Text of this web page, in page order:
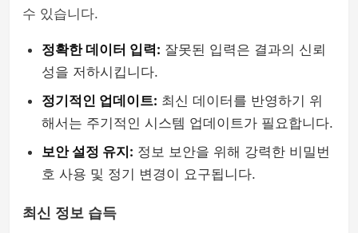
수 있습니다.
정확한 데이터 입력: 잘못된 입력은 결과의 신뢰
성을 저하시킵니다.
정기적인 업데이트: 최신 데이터를 반영하기 위
해서는 주기적인 시스템 업데이트가 필요합니다.
보안 설정 유지: 정보 보안을 위해 강력한 비밀번
호 사용 및 정기 변경이 요구됩니다.
최신 정보 습득